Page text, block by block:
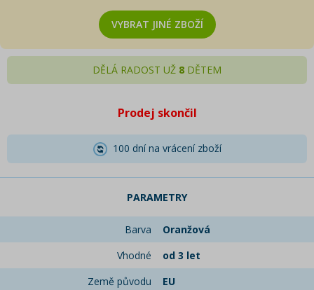
VYBRAT JINÉ ZBOŽÍ
DĚLÁ RADOST UŽ 8 DĚTEM
Prodej skončil
100 dní na vrácení zboží
PARAMETRY
Barva
Oranžová
Vhodné
od 3 let
Země původu
EU